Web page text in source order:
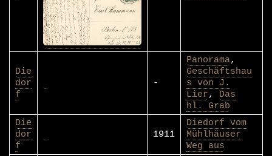
Die
dor
f
-
Panorama,
Geschäftshau
s von J.
Lier, Das
hl. Grab
Die
dor
f
1911
Diedorf vom
Mühlhäuser
Weg aus